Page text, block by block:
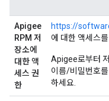
Apigee
RPM 저
장소에
대한 액
세스 권
한
https://
에 대한 액세스
Apigee로부터
이름/비밀번호
하세요.